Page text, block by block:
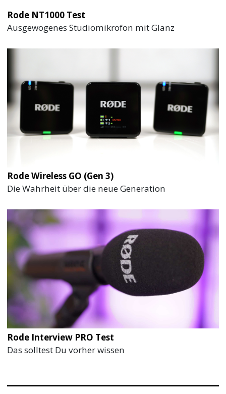
Rode NT1000 Test
Ausgewogenes Studiomikrofon mit Glanz
Rode Wireless GO (Gen 3)
Die Wahrheit über die neue Generation
Rode Interview PRO Test
Das solltest Du vorher wissen